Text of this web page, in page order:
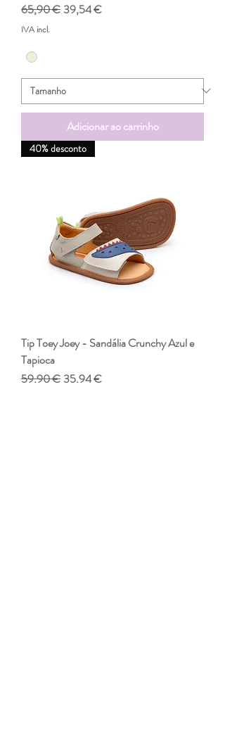
Preço normal
65,90 € Preço promocional
39,54 €
IVA incl.
Adicionar ao carrinho
40% desconto
Tip Toey Joey - Sandália Crunchy Azul e
Tapioca
Preço normal
59,90 € Preço promocional
35,94 €